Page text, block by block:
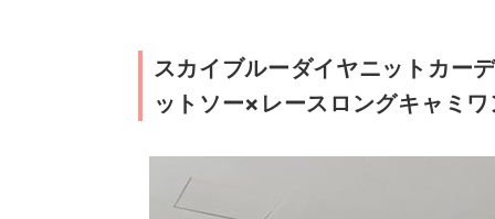
スカイブルーダイヤニットカー
ットソー×レースロングキャミワ